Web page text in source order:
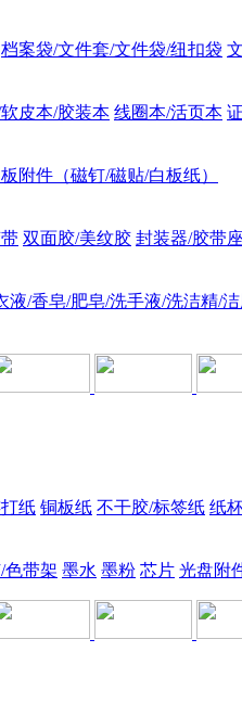
档案袋/文件套/文件袋/纽扣袋
皮本/胶装本 线圈本/活页本
附件（磁钉/磁贴/白板纸）
双面胶/美纹胶 封装器/胶带座
/香皂/肥皂/洗手液/洗洁精/洁
纸 铜板纸 不干胶/标签纸 纸
色带架 墨水 墨粉 芯片 光盘附